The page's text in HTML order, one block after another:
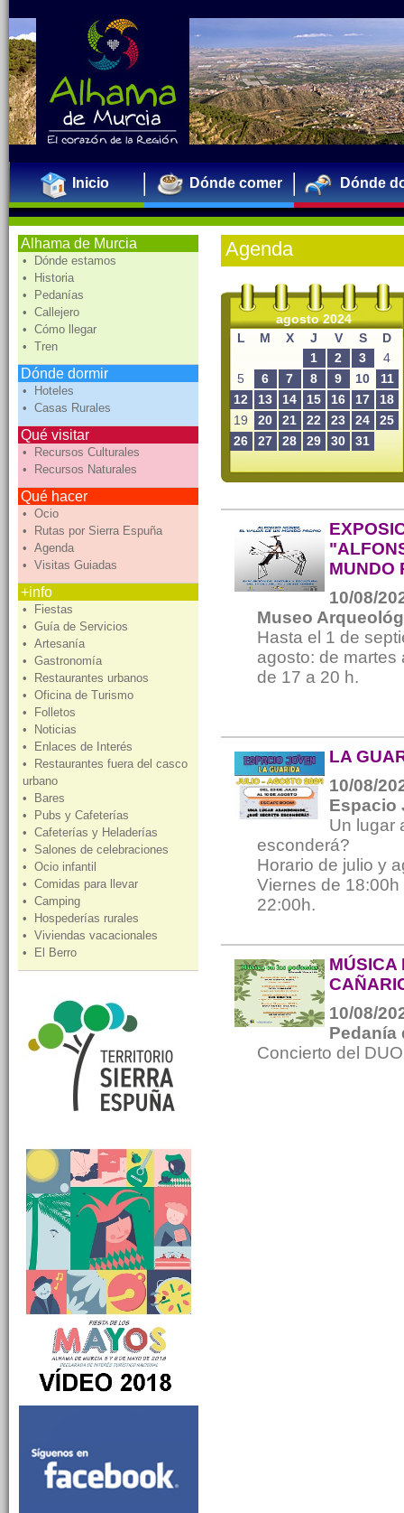
Inicio Dónde comer Dónde
Alhama de Murcia
• Dónde estamos
• Historia
• Pedanías
• Callejero
• Cómo llegar
• Tren
Dónde dormir
• Hoteles
• Casas Rurales
Qué visitar
• Recursos Culturales
• Recursos Naturales
Qué hacer
• Ocio
• Rutas por Sierra Espuña
• Agenda
• Visitas Guiadas
+info
• Fiestas
• Guía de Servicios
• Artesanía
• Gastronomía
• Restaurantes urbanos
• Oficina de Turismo
• Folletos
• Noticias
• Enlaces de Interés
• Restaurantes fuera del casco
urbano
• Bares
• Pubs y Cafeterías
• Cafeterías y Heladerías
• Salones de celebraciones
• Ocio infantil
• Comidas para llevar
• Camping
• Hospederías rurales
• Viviendas vacacionales
• El Berro
Agenda
agosto 2024
L
M X J V S
D
1
2 3
4
5
6 7 8 9 10
11
12
13 14 15 16 17
18
19
20 21 22 23 24
25
26
27 28 29 30 31
MUNDO
10/08/
Museo
Hasta el 1 de
agosto: de
de 17 a 20 h.
LA
10/08/
Espacio
Un lugar
esconderá?
Horario de julio y
Viernes de
22:00h.
MÚSICA
10/08/
Pedanía
Concierto del